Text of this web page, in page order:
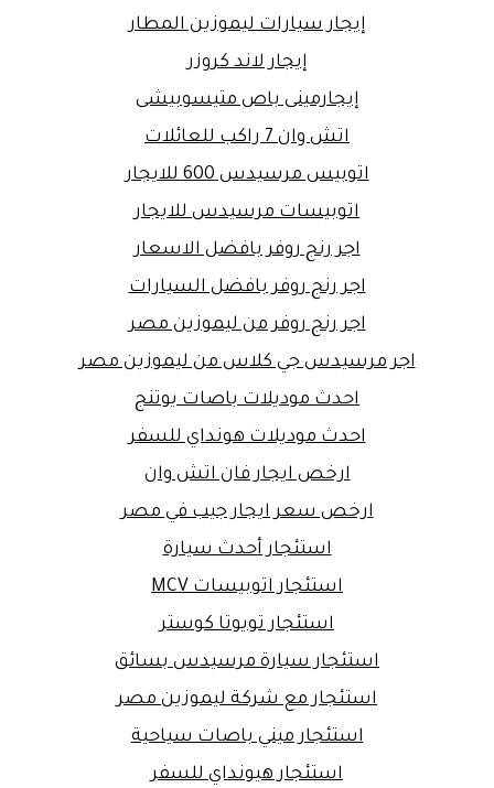
إيجار سيارات ليموزين المطار
إيجار لاند كروزر
إيجارمينى باص متيسوبيشى
اتش وان 7 راكب للعائلات
اتوبيس مرسيدس 600 للايجار
اتوبيسات مرسيدس للايجار
اجر رنج روفر بافضل الاسعار
اجر رنج روفر بافضل السيارات
اجر رنج روفر من ليموزين مصر
اجر مرسيدس جي كلاس من ليموزين مصر
احدث موديلات باصات يوتنج
احدث موديلات هونداي للسفر
ارخص ايجار فان اتش وان
ارخص سعر ايجار جيب في مصر
استئجار أحدث سيارة
استئجار اتوبيسات MCV
استئجار تويوتا كوستر
استئجار سيارة مرسيدس بسائق
استئجار مع شركة ليموزين مصر
استئجار ميني باصات سياحية
استئجار هيونداي للسفر